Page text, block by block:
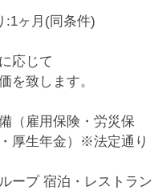
:1ヶ月(同条件)
応じて
を致します。
（雇用保険・労災保
厚生年金）※法定通り
ープ 宿泊・レストラン